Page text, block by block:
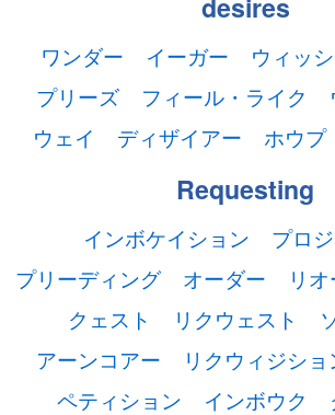
ワンダー イーガー ウィッシ
プリーズ
フィール・ライク
ウェイ
ディザイアー ホウプ
Requesting
インボケイション
プロ
プリーディング
オーダー リ
クェスト
リクウェスト
アーンコアー
リクウィジショ
ペティション
インボウク